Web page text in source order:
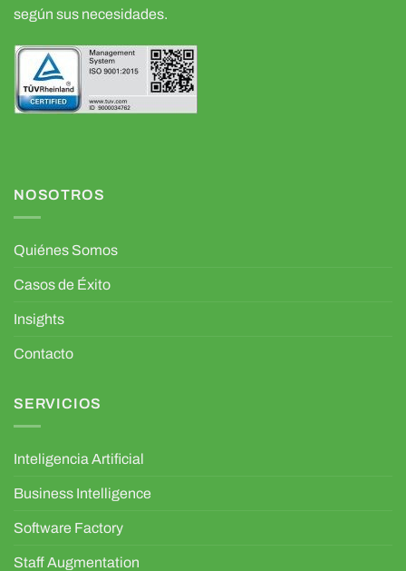
según sus necesidades.
NOSOTROS
Quiénes Somos
Casos de Éxito
Insights
Contacto
SERVICIOS
Inteligencia Artificial
Business Intelligence
Software Factory
Staff Augmentation